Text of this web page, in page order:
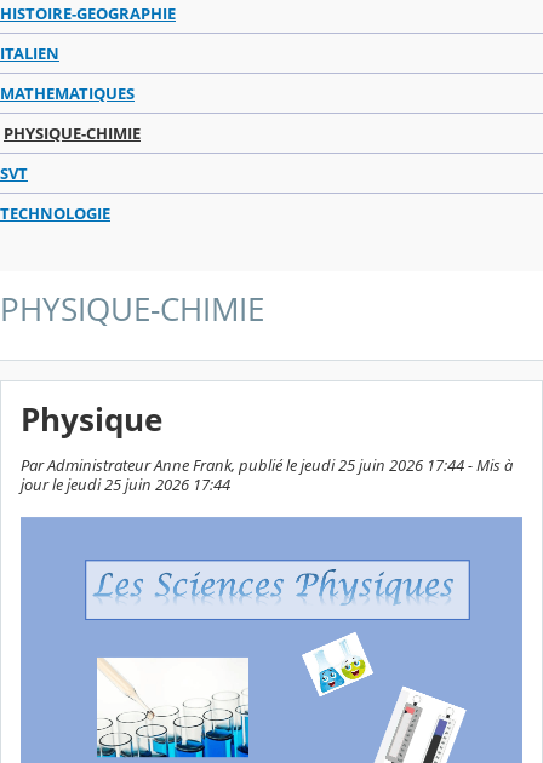
HISTOIRE-GEOGRAPHIE
ITALIEN
MATHEMATIQUES
PHYSIQUE-CHIMIE
SVT
TECHNOLOGIE
PHYSIQUE-CHIMIE
Physique
Par Administrateur Anne Frank, publié le jeudi 25 juin 2026 17:44 - Mis à
jour le jeudi 25 juin 2026 17:44